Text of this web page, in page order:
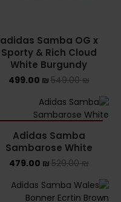
adidas Samba OG x
Sporty & Rich Cloud
White Burgundy
549.00₪
499.00 ₪
Adidas Samba
Sambarose White
529.00₪
479.00 ₪